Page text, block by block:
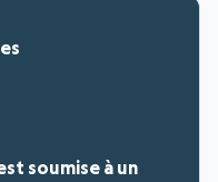
soumise à un